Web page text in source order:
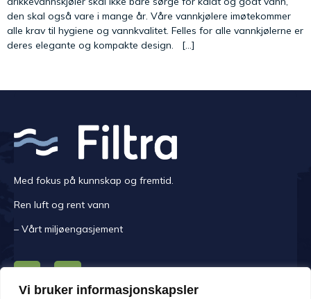
Vi bruker informasjonskapsler
den skal også vare i mange år. Våre vannkjølere imøtekommer
alle krav til hygiene og vannkvalitet. Felles for alle vannkjølerne er
deres elegante og kompakte design. […]
Med fokus på kunnskap og fremtid.
Ren luft og rent vann
– Vårt miljøengasjement